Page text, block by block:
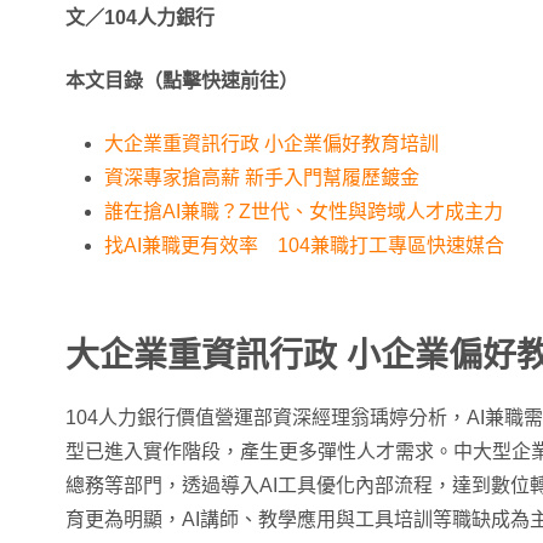
文／104人力銀行
本文目錄（點擊快速前往）
大企業重資訊行政 小企業偏好教育培訓
資深專家搶高薪 新手入門幫履歷鍍金
誰在搶AI兼職？Z世代、女性與跨域人才成主力
找AI兼職更有效率 104兼職打工專區快速媒合
大企業重資訊行政 小企業偏好
104人力銀行價值營運部資深經理翁瑀婷分析，AI兼職
型已進入實作階段，產生更多彈性人才需求。中大型企
總務等部門，透過導入AI工具優化內部流程，達到數位
育更為明顯，AI講師、教學應用與工具培訓等職缺成為